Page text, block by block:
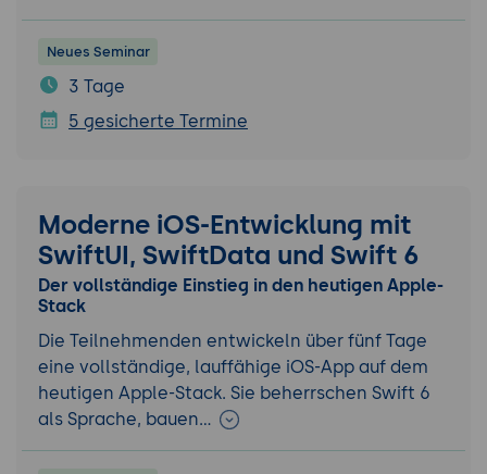
Neues Seminar
3 Tage
5 gesicherte Termine
Moderne iOS-Entwicklung mit
SwiftUI, SwiftData und Swift 6
Der vollständige Einstieg in den heutigen Apple-
Stack
Die Teilnehmenden entwickeln über fünf Tage
eine vollständige, lauffähige iOS-App auf dem
heutigen Apple-Stack. Sie beherrschen Swift 6
als Sprache, bauen…